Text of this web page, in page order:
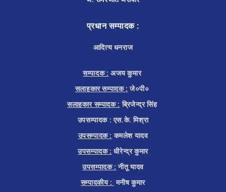
प्रधान सम्पादक :
आदित्य धनराज
सम्पादक : अजय कुमार
सलाहकार सम्पादक : जे०पी०
सलाहकार सम्पादक : ब्रिजेन्द्र सिंह
उपसम्पादक : एस.के. मिश्रा
उपसम्पादक : कमलेश यादव
उपसम्पादक : धीरेन्द्र कुमार
उपसम्पादक : नीतू यादव
सम्पादकीय : मनीष कुमार